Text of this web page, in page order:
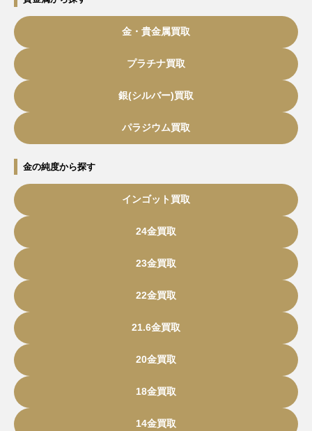
金・貴金属買取
プラチナ買取
銀(シルバー)買取
パラジウム買取
金の純度から探す
インゴット買取
24金買取
23金買取
22金買取
21.6金買取
20金買取
18金買取
14金買取